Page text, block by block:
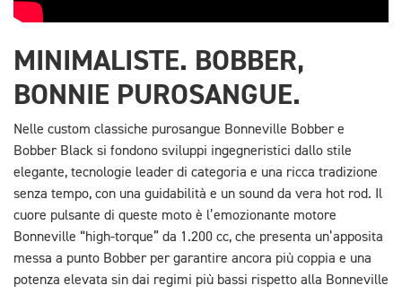
MINIMALISTE. BOBBER,
BONNIE PUROSANGUE.
Nelle custom classiche purosangue Bonneville Bobber e
Bobber Black si fondono sviluppi ingegneristici dallo stile
elegante, tecnologie leader di categoria e una ricca tradizione
senza tempo, con una guidabilità e un sound da vera hot rod. Il
cuore pulsante di queste moto è l’emozionante motore
Bonneville “high-torque” da 1.200 cc, che presenta un’apposita
messa a punto Bobber per garantire ancora più coppia e una
potenza elevata sin dai regimi più bassi rispetto alla Bonneville